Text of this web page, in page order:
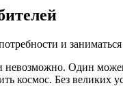
и
невозможно. Один
космос. Без великих